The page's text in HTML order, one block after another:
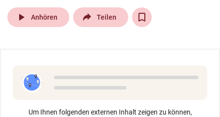
pin_drop
Wien arrow_right
search
eingeben
play_arrow Anhören Teilen
Um Ihnen folgenden externen Inhalt zeigen zu können,